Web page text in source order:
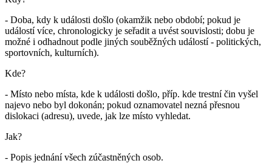
- Doba, kdy k události došlo (okamžik nebo období; pokud je
událostí více, chronologicky je seřadit a uvést souvislosti; dobu je
možné i odhadnout podle jiných souběžných událostí - politických,
sportovních, kulturních).
Kde?
- Místo nebo místa, kde k události došlo, příp. kde trestní čin vyšel
najevo nebo byl dokonán; pokud oznamovatel nezná přesnou
dislokaci (adresu), uvede, jak lze místo vyhledat.
Jak?
- Popis jednání všech zúčastněných osob.